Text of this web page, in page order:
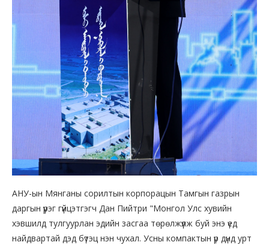
АНУ-ын Мянганы сорилтын корпорацын Тамгын газрын
даргын үүрэг гүйцэтгэгч Дан Пийтри "Монгол Улс хувийн
хэвшилд тулгуурлан эдийн засгаа төрөлжүүлж буй энэ үед
найдвартай дэд бүтэц нэн чухал. Усны компактын үр дүнд урт